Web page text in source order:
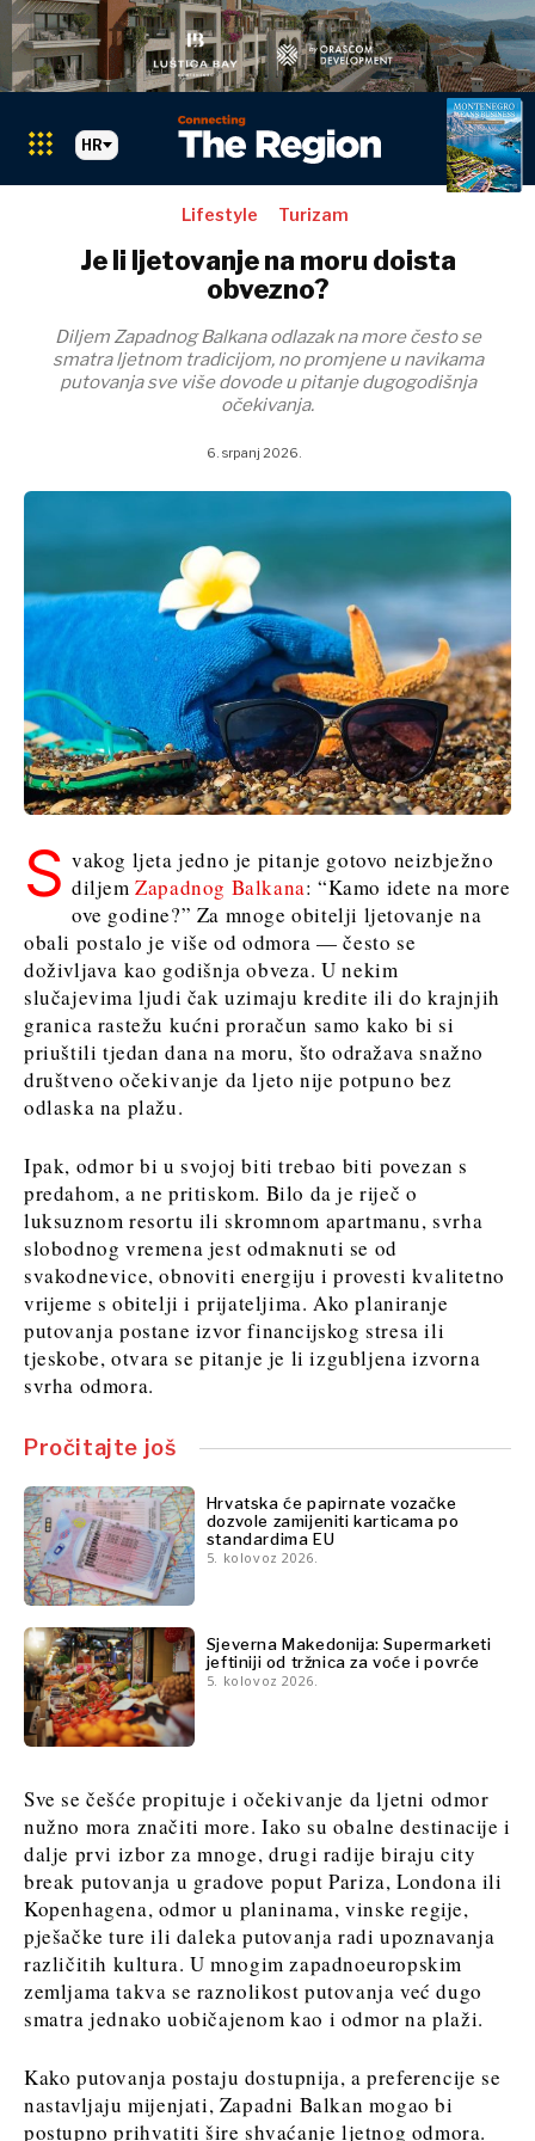
Search The Region
Markets
Kosovo*
Sjeverna
Srbija
Slovenija
Business &
Economy
Poslovne
priče
Imenovanja
Poljoprivreda
Industrija
Građevinarstvo
Energetika
Okoliš
Financije
FMCG
Znanost
Maloprodaja
Održivost
Tehnologija
Telekom
Turizam
Prijevoz
Trgovina
Intervju
Mišljenje
Svijet
Analiza
Discover
Vijesti
Događanja
Sport
Lifestyle
Putovanja
Hrana
&
piće
O nama Kontakt Oglašavanje Pretplata
Markets
Albanija
Hrvatska
Business &
Economy
Poslovne
priče
Poljoprivreda
Industrija
Građevinarstvo
Energetika
Okoliš
Financije
FMCG
Znanost
Rudarstvo
Maloprodaja
Tehnologija
Telekom
Turizam
Prijevoz
Trgovina
Insights
Intervju
Svijet
Analiza
Discover
Vijesti
Događanja
Kultura
Lifestyle
Putovanja
Hrana
& piće
Western
Balkans
O nama Kontakt Oglašavanje Pretplata
HR
Lifestyle Turizam
Je li ljetovanje na moru doista
obvezno?
Diljem Zapadnog Balkana odlazak na more često se
smatra ljetnom tradicijom, no promjene u navikama
putovanja sve više dovode u pitanje dugogodišnja
očekivanja.
6. srpanj 2026.
S vakog ljeta jedno je pitanje gotovo neizbježno
diljemZapadnog Balkana: “Kamo idete na more
ove godine?” Za mnoge obitelji ljetovanje na
obali postalo je više od odmora — često se
doživljava kao godišnja obveza. U nekim
slučajevima ljudi čak uzimaju kredite ili do krajnjih
granica rastežu kućni proračun samo kako bi si
priuštili tjedan dana na moru, što odražava snažno
društveno očekivanje da ljeto nije potpuno bez
odlaska na plažu.
Ipak, odmor bi u svojoj biti trebao biti povezan s
predahom, a ne pritiskom. Bilo da je riječ o
luksuznom resortu ili skromnom apartmanu, svrha
slobodnog vremena jest odmaknuti se od
svakodnevice, obnoviti energiju i provesti kvalitetno
vrijeme s obitelji i prijateljima. Ako planiranje
putovanja postane izvor financijskog stresa ili
tjeskobe, otvara se pitanje je li izgubljena izvorna
svrha odmora.
Pročitajte još
Hrvatska će papirnate vozačke
dozvole zamijeniti karticama po
standardima EU
5. kolovoz 2026.
Sjeverna Makedonija: Supermarketi
jeftiniji od tržnica za voće i povrće
5. kolovoz 2026.
Sve se češće propituje i očekivanje da ljetni odmor
nužno mora značiti more. Iako su obalne destinacije i
dalje prvi izbor za mnoge, drugi radije biraju city
break putovanja u gradove poput Pariza, Londona ili
Kopenhagena, odmor u planinama, vinske regije,
pješačke ture ili daleka putovanja radi upoznavanja
različitih kultura. U mnogim zapadnoeuropskim
zemljama takva se raznolikost putovanja već dugo
smatra jednako uobičajenom kao i odmor na plaži.
Kako putovanja postaju dostupnija, a preferencije se
nastavljaju mijenjati, Zapadni Balkan mogao bi
postupno prihvatiti šire shvaćanje ljetnog odmora.